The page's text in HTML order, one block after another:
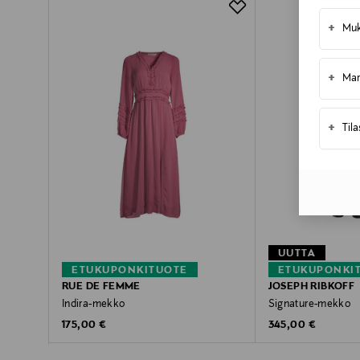
+
+
+
ETUKUPONKITUOTE
RUE DE FEMME
Indira-mekko
Original Price
175,00 €
UUTTA
JOSEPH RIBKOFF
Signature-mekko
Original Price
345,00 €